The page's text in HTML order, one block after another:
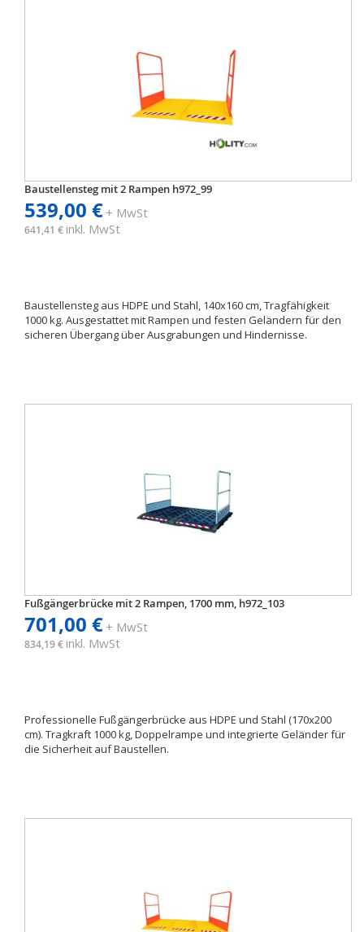
Baustellensteg mit 2 Rampen h972_99
539,00 €+ MwSt
641,41 € inkl. MwSt
Baustellensteg aus HDPE und Stahl, 140x160 cm, Tragfähigkeit
1000 kg. Ausgestattet mit Rampen und festen Geländern für den
sicheren Übergang über Ausgrabungen und Hindernisse.
Fußgängerbrücke mit 2 Rampen, 1700 mm, h972_103
701,00 €+ MwSt
834,19 € inkl. MwSt
Professionelle Fußgängerbrücke aus HDPE und Stahl (170x200
cm). Tragkraft 1000 kg, Doppelrampe und integrierte Geländer für
die Sicherheit auf Baustellen.